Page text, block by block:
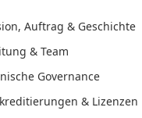
Auftrag & Geschichte
& Team
Governance
& Lizenzen